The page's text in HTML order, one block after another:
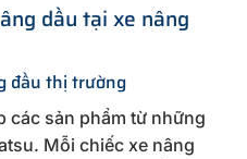
dầu tại xe nâng
đầu thị trường
các sản phẩm từ những
Mỗi chiếc xe nâng